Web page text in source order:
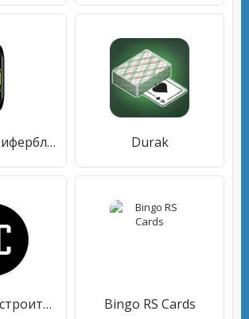
MiBand4 - Циферблаты для Mi Band 4 Durak
Сметтер — строительство и отделка под контролем Bingo RS Cards